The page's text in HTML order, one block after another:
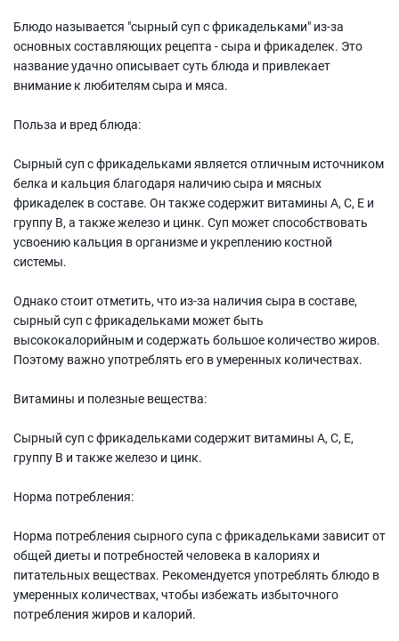
Блюдо называется "сырный суп с фрикадельками" из-за
основных составляющих рецепта - сыра и фрикаделек. Это
название удачно описывает суть блюда и привлекает
внимание к любителям сыра и мяса.
Польза и вред блюда:
Сырный суп с фрикадельками является отличным источником
белка и кальция благодаря наличию сыра и мясных
фрикаделек в составе. Он также содержит витамины A, C, E и
группу В, а также железо и цинк. Суп может способствовать
усвоению кальция в организме и укреплению костной
системы.
Однако стоит отметить, что из-за наличия сыра в составе,
сырный суп с фрикадельками может быть
высококалорийным и содержать большое количество жиров.
Поэтому важно употреблять его в умеренных количествах.
Витамины и полезные вещества:
Сырный суп с фрикадельками содержит витамины A, C, E,
группу В и также железо и цинк.
Норма потребления:
Норма потребления сырного супа с фрикадельками зависит от
общей диеты и потребностей человека в калориях и
питательных веществах. Рекомендуется употреблять блюдо в
умеренных количествах, чтобы избежать избыточного
потребления жиров и калорий.